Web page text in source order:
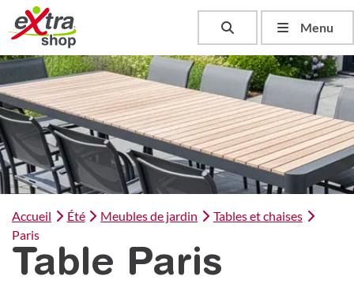
Toggle searchMenu
Accueil Été Meubles de jardin
Tables et chaises
Paris
Table Paris